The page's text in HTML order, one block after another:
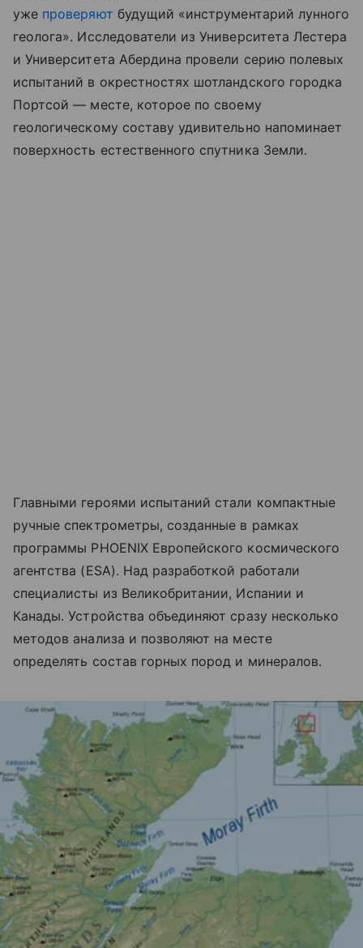
уже проверяют будущий «инструментарий лунного
геолога». Исследователи из Университета Лестера
и Университета Абердина провели серию полевых
испытаний в окрестностях шотландского городка
Портсой — месте, которое по своему
геологическому составу удивительно напоминает
поверхность естественного спутника Земли.
Главными героями испытаний стали компактные
ручные спектрометры, созданные в рамках
программы PHOENIX Европейского космического
агентства (ESA). Над разработкой работали
специалисты из Великобритании, Испании и
Канады. Устройства объединяют сразу несколько
методов анализа и позволяют на месте
определять состав горных пород и минералов.